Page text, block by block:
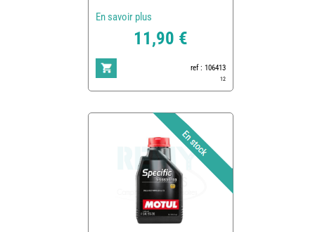
En savoir plus
11,90 €
ref : 106413
12